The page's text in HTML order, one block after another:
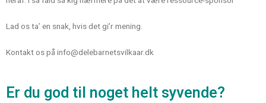
Lad os ta’ en snak, hvis det gi’r mening.
Kontakt os på info@delebarnetsvilkaar.dk
Er du god til noget helt syvende?